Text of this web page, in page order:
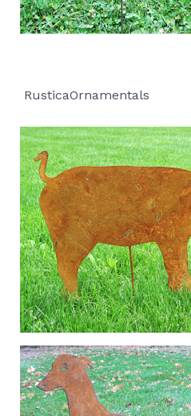
RusticaOrnamentals